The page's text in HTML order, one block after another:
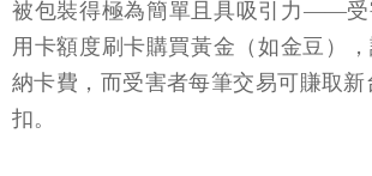
被包裝得極為簡單且具吸引力——受
用卡額度刷卡購買黃金（如金豆）
納卡費，而受害者每筆交易可賺取新
扣。